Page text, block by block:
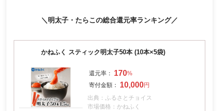
＼明太子・たらこの総合還元率ランキング／
かねふく スティック明太子50本 (10本×5袋)
170
10,000
出典：ふるさとチョイス
市場価格：かねふく